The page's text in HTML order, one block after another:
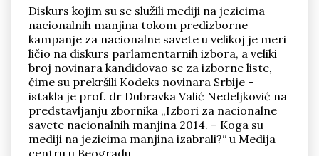
ARHIVA
Pronađi
Diskurs kojim su se služili mediji na jezicima
nacionalnih manjina tokom predizborne
kampanje za nacionalne savete u velikoj je meri
ličio na diskurs parlamentarnih izbora, a veliki
broj novinara kandidovao se za izborne liste,
čime su prekršili Kodeks novinara Srbije –
istakla je prof. dr Dubravka Valić Nedeljković na
predstavljanju zbornika „Izbori za nacionalne
savete nacionalnih manjina 2014. – Koga su
mediji na jezicima manjina izabrali?“ u Medija
centru u Beogradu.